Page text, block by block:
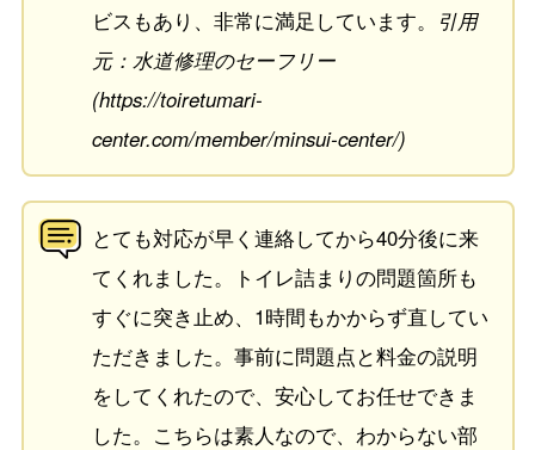
ビスもあり、非常に満足しています。 引用
元：水道修理のセーフリー
(https://toiretumari-
center.com/member/minsui-center/)
とても対応が早く連絡してから40分後に来
てくれました。トイレ詰まりの問題箇所も
すぐに突き止め、1時間もかからず直してい
ただきました。事前に問題点と料金の説明
をしてくれたので、安心してお任せできま
した。こちらは素人なので、わからない部